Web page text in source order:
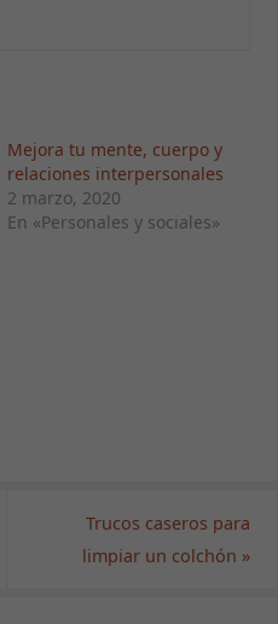
Mejora tu mente, cuerpo y
relaciones interpersonales
2 marzo, 2020
En «Personales y sociales»
Trucos caseros para
limpiar un colchón »